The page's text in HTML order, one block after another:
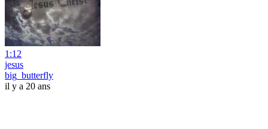
1:12
jesus
big_butterfly
il y a 20 ans